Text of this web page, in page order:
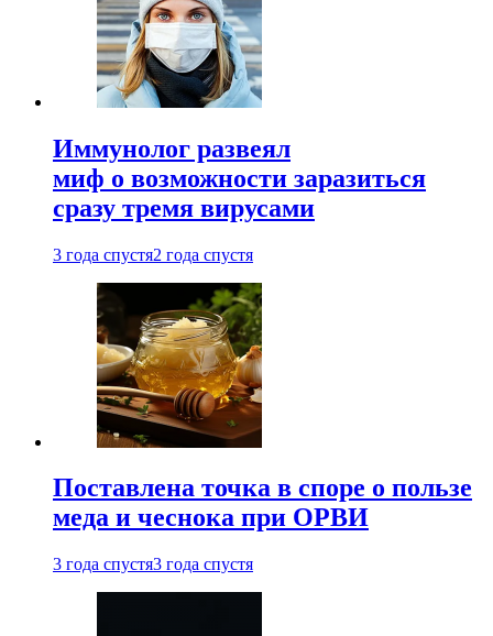
Иммунолог развеял
миф о возможности заразиться
сразу тремя вирусами
3 года спустя2 года спустя
Поставлена точка в споре о пользе
меда и чеснока при ОРВИ
3 года спустя3 года спустя